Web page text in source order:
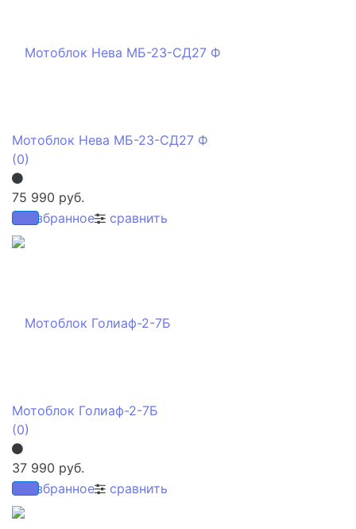
избранное сравнить
Мотоблок Нева МБ-23-СД27 Ф
(0)
75 990 руб.
избранное сравнить
Мотоблок Голиаф-2-7Б
(0)
37 990 руб.